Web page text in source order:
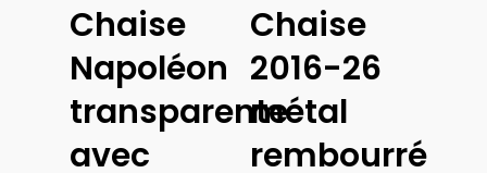
Ajouter
Panier
Chaise
Napoléon
transparente
avec
Des
Options
Chaise
2016-26
métal
rembourré